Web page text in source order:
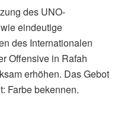
des UNO-
eindeutige
des Internationalen
Offensive in Rafah
erhöhen. Das Gebot
Farbe bekennen.